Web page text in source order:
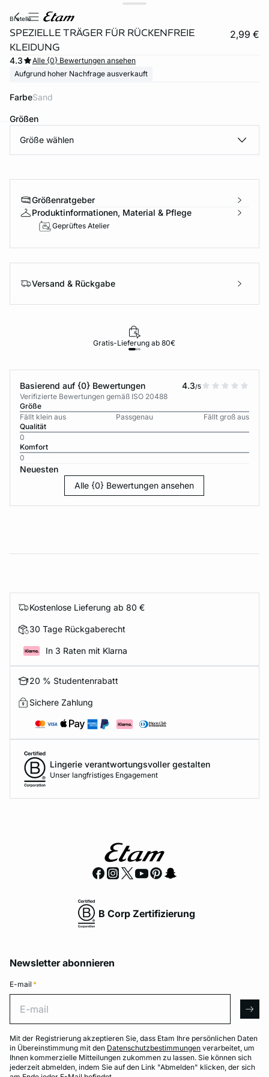
bretelle
SPEZIELLE TRÄGER FÜR RÜCKENFREIE
KLEIDUNG
2,99 €
4.3
Alle {0} Bewertungen ansehen
Aufgrund hoher Nachfrage ausverkauft
Farbe sand
Größen
Größe wählen
Größenratgeber
Produktinformationen, Material & Pflege
Geprüftes Atelier
Versand & Rückgabe
Gratis-Lieferung ab 80€
Basierend auf {0} Bewertungen 4.3/5
Verifizierte Bewertungen gemäß ISO 20488
Größe
Fällt klein aus
Passgenau
Fällt groß aus
Qualität
0
Komfort
0
Neuesten
Alle {0} Bewertungen ansehen
Kostenlose Lieferung ab 80 €
30 Tage Rückgaberecht
In 3 Raten mit Klarna
20 % Studentenrabatt
Sichere Zahlung
Lingerie verantwortungsvoller gestalten
Unser langfristiges Engagement
B Corp Zertifizierung
Newsletter abonnieren
E-mail *
Mit der Registrierung akzeptieren Sie, dass Etam Ihre persönlichen Daten
in Übereinstimmung mit den Datenschutzbestimmungen verarbeitet, um
Ihnen kommerzielle Mitteilungen zukommen zu lassen. Sie können sich
jederzeit abmelden, indem Sie auf den Link "Abmelden" klicken, der sich